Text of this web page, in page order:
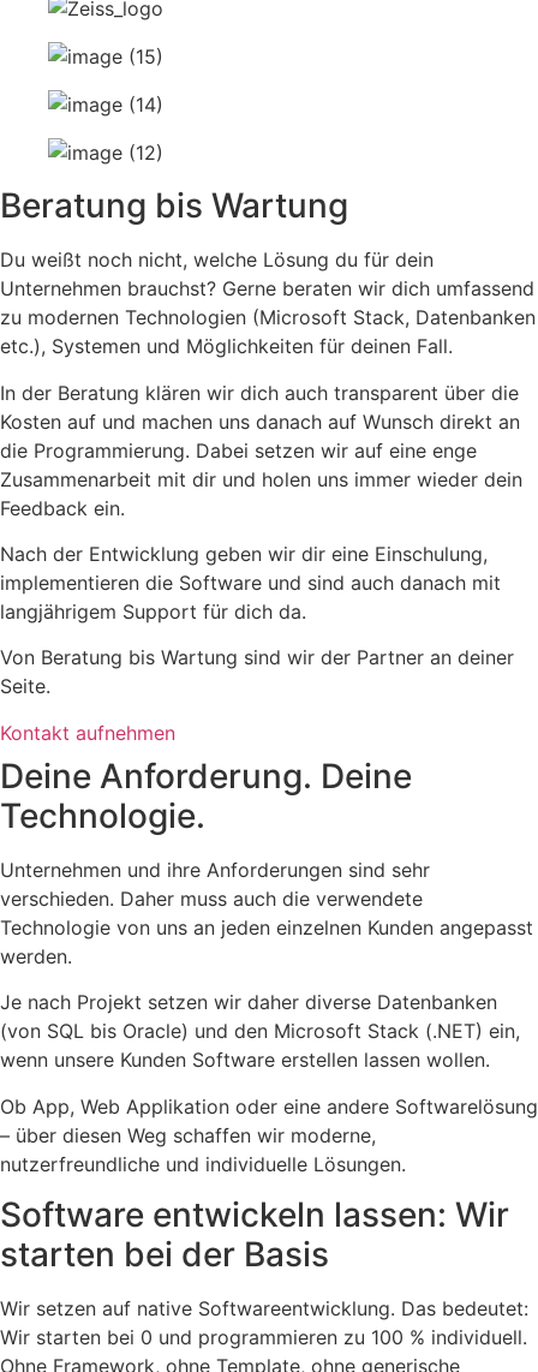
Beratung bis Wartung
Du weißt noch nicht, welche Lösung du für dein
Unternehmen brauchst? Gerne beraten wir dich umfassend
zu modernen Technologien (Microsoft Stack, Datenbanken
etc.), Systemen und Möglichkeiten für deinen Fall.
In der Beratung klären wir dich auch transparent über die
Kosten auf und machen uns danach auf Wunsch direkt an
die Programmierung. Dabei setzen wir auf eine enge
Zusammenarbeit mit dir und holen uns immer wieder dein
Feedback ein.
Nach der Entwicklung geben wir dir eine Einschulung,
implementieren die Software und sind auch danach mit
langjährigem Support für dich da.
Von Beratung bis Wartung sind wir der Partner an deiner
Seite.
Kontakt aufnehmen
Deine Anforderung. Deine
Technologie.
Unternehmen und ihre Anforderungen sind sehr
verschieden. Daher muss auch die verwendete
Technologie von uns an jeden einzelnen Kunden angepasst
werden.
Je nach Projekt setzen wir daher diverse Datenbanken
(von SQL bis Oracle) und den Microsoft Stack (.NET) ein,
wenn unsere Kunden Software erstellen lassen wollen.
Ob App, Web Applikation oder eine andere Softwarelösung
– über diesen Weg schaffen wir moderne,
nutzerfreundliche und individuelle Lösungen.
Software entwickeln lassen: Wir
starten bei der Basis
Wir setzen auf native Softwareentwicklung. Das bedeutet:
Wir starten bei 0 und programmieren zu 100 % individuell.
Ohne Framework, ohne Template, ohne generische